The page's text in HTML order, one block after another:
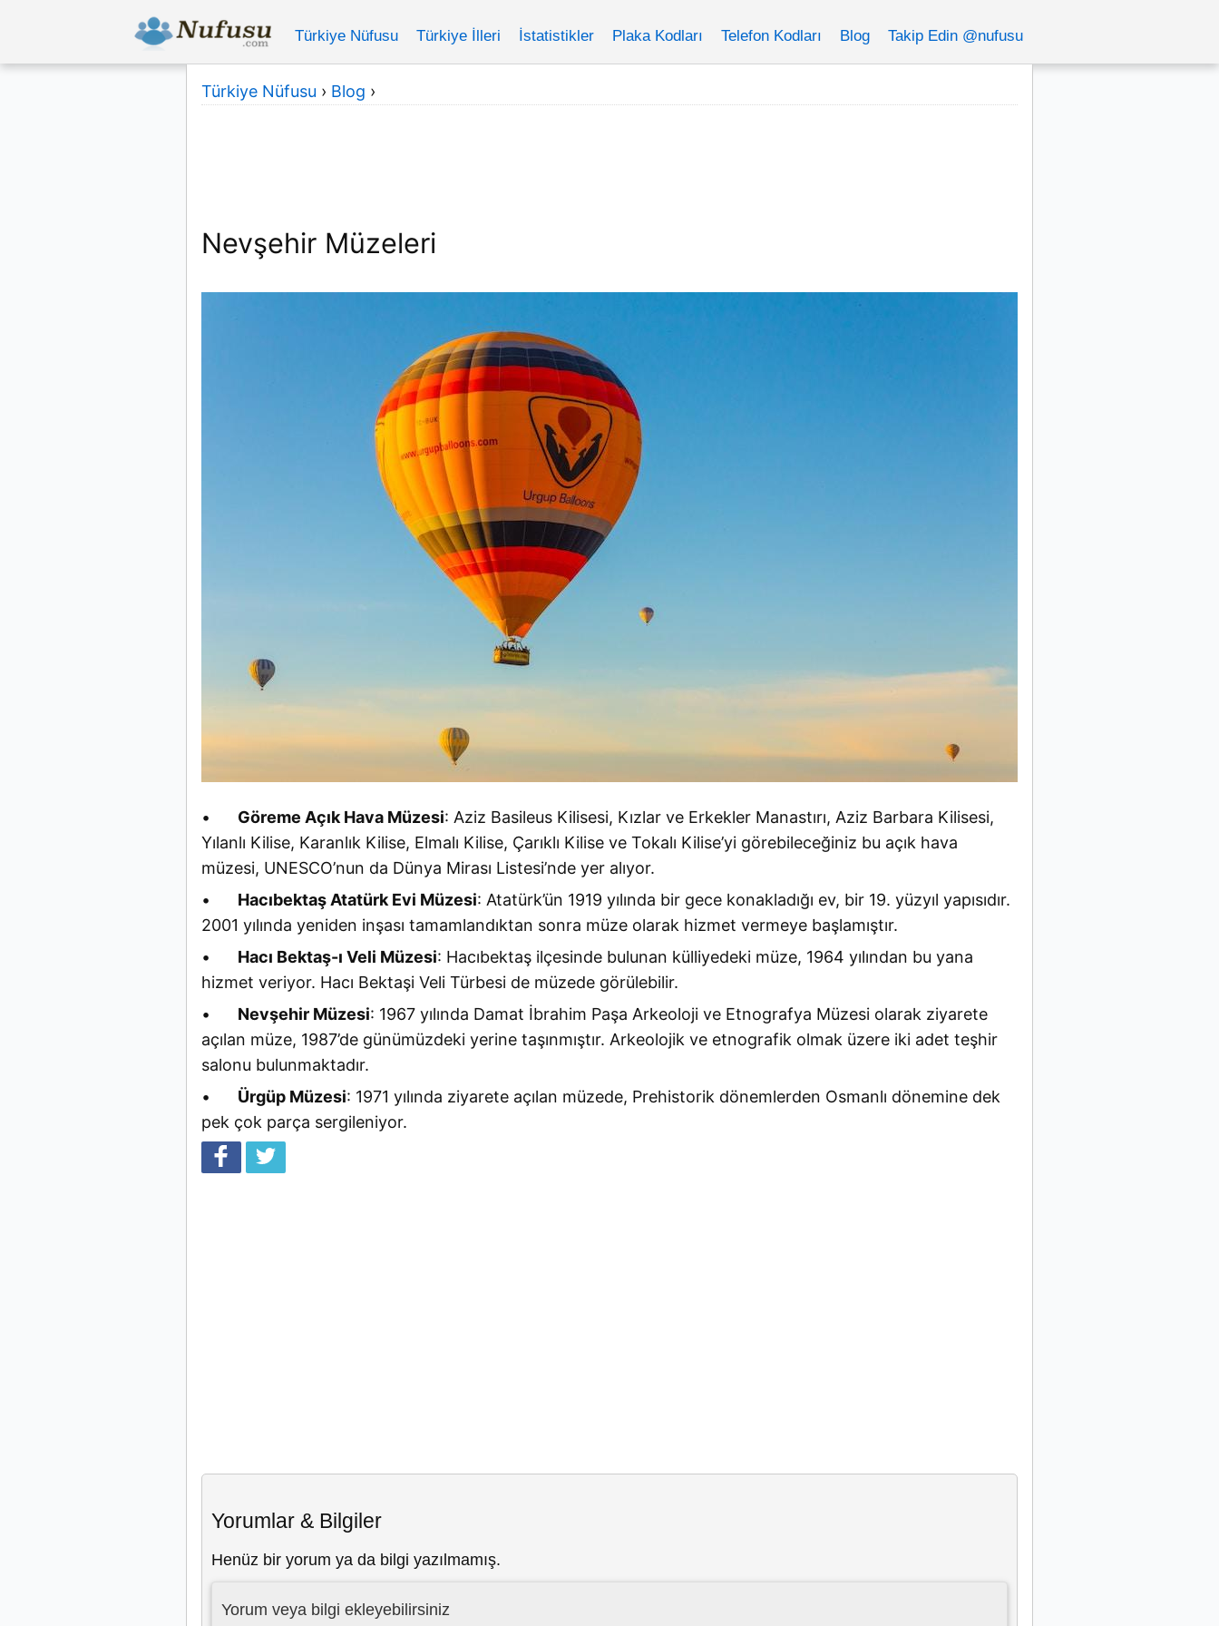
Türkiye Nüfusu Türkiye İlleri İstatistikler Plaka Kodları Telefon Kodları Blog Takip Edin @nufusu
Türkiye Nüfusu › Blog ›
Nevşehir Müzeleri
• Göreme Açık Hava Müzesi: Aziz Basileus Kilisesi, Kızlar ve Erkekler Manastırı, Aziz Barbara Kilisesi,
Yılanlı Kilise, Karanlık Kilise, Elmalı Kilise, Çarıklı Kilise ve Tokalı Kilise’yi görebileceğiniz bu açık hava
müzesi, UNESCO’nun da Dünya Mirası Listesi’nde yer alıyor.
•
Hacıbektaş Atatürk Evi Müzesi: Atatürk’ün 1919 yılında bir gece konakladığı ev, bir 19. yüzyıl yapısıdır.
2001 yılında yeniden inşası tamamlandıktan sonra müze olarak hizmet vermeye başlamıştır.
•
Hacı Bektaş-ı Veli Müzesi: Hacıbektaş ilçesinde bulunan külliyedeki müze, 1964 yılından bu yana
hizmet veriyor. Hacı Bektaşi Veli Türbesi de müzede görülebilir.
•
Nevşehir Müzesi: 1967 yılında Damat İbrahim Paşa Arkeoloji ve Etnografya Müzesi olarak ziyarete
açılan müze, 1987’de günümüzdeki yerine taşınmıştır. Arkeolojik ve etnografik olmak üzere iki adet teşhir
salonu bulunmaktadır.
•
Ürgüp Müzesi: 1971 yılında ziyarete açılan müzede, Prehistorik dönemlerden Osmanlı dönemine dek
pek çok parça sergileniyor.
Yorumlar & Bilgiler
Henüz bir yorum ya da bilgi yazılmamış.
Yorum veya bilgi ekleyebilirsiniz